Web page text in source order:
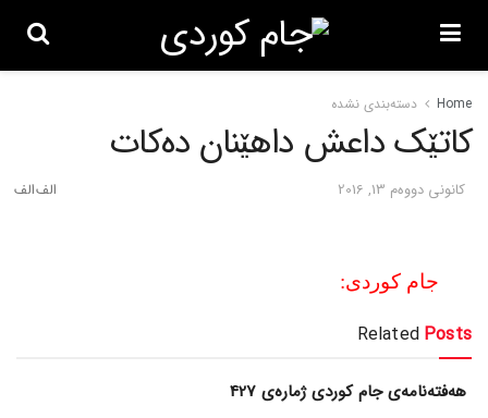
Home دسته‌بندی نشده
کاتێک داعش داهێنان ده‌کات
كانونی دووه‌م 13, 2016
جام کوردی:
Related Posts
هەفتەنامەی جام کوردی ژمارەی 427